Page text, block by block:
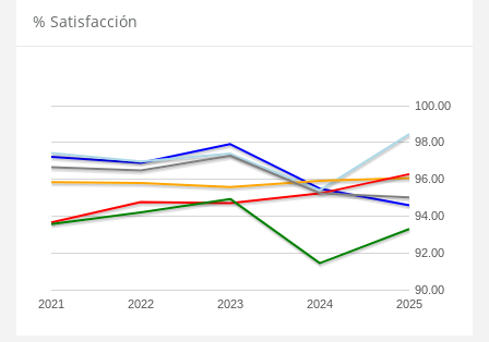
% Satisfacción
2021 2022 2023 2024 2025
90.00
92.00
94.00
96.00
98.00
100.00